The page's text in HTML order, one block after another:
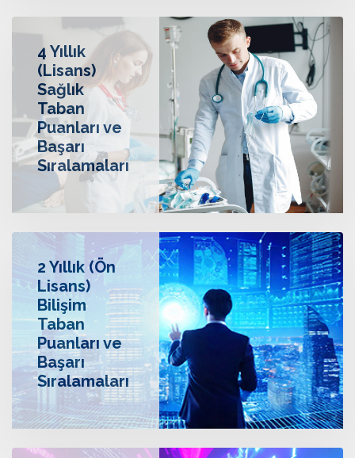
4 Yıllık
(Lisans)
Sağlık
Taban
Puanları ve
Başarı
Sıralamaları
2 Yıllık (Ön
Lisans)
Bilişim
Taban
Puanları ve
Başarı
Sıralamaları